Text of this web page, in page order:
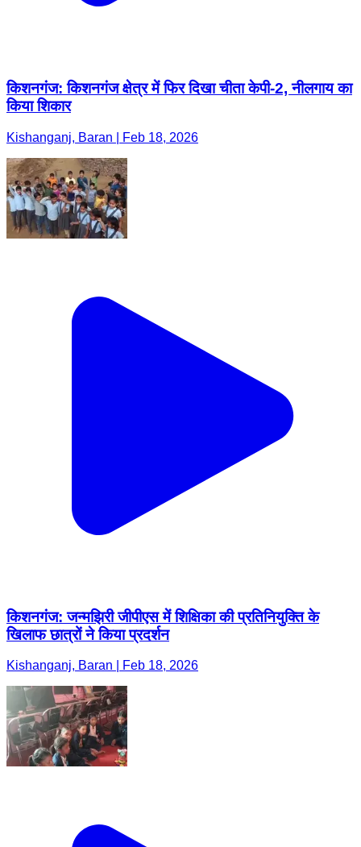
किशनगंज: किशनगंज क्षेत्र में फिर दिखा चीता केपी-2, नीलगाय का
किया शिकार
Kishanganj, Baran | Feb 18, 2026
किशनगंज: जन्मझिरी जीपीएस में शिक्षिका की प्रतिनियुक्ति के
खिलाफ छात्रों ने किया प्रदर्शन
Kishanganj, Baran | Feb 18, 2026